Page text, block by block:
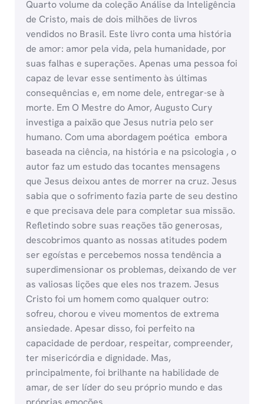
Quarto volume da coleção Análise da Inteligência
de Cristo, mais de dois milhões de livros
vendidos no Brasil. Este livro conta uma história
de amor: amor pela vida, pela humanidade, por
suas falhas e superações. Apenas uma pessoa foi
capaz de levar esse sentimento às últimas
consequências e, em nome dele, entregar-se à
morte. Em O Mestre do Amor, Augusto Cury
investiga a paixão que Jesus nutria pelo ser
humano. Com uma abordagem poética  embora
baseada na ciência, na história e na psicologia , o
autor faz um estudo das tocantes mensagens
que Jesus deixou antes de morrer na cruz. Jesus
sabia que o sofrimento fazia parte de seu destino
e que precisava dele para completar sua missão.
Refletindo sobre suas reações tão generosas,
descobrimos quanto as nossas atitudes podem
ser egoístas e percebemos nossa tendência a
superdimensionar os problemas, deixando de ver
as valiosas lições que eles nos trazem. Jesus
Cristo foi um homem como qualquer outro:
sofreu, chorou e viveu momentos de extrema
ansiedade. Apesar disso, foi perfeito na
capacidade de perdoar, respeitar, compreender,
ter misericórdia e dignidade. Mas,
principalmente, foi brilhante na habilidade de
amar, de ser líder do seu próprio mundo e das